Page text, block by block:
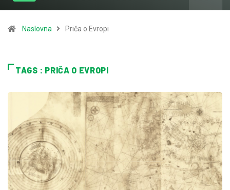
Naslovna Priča o Evropi
TAGS : PRIČA O EVROPI